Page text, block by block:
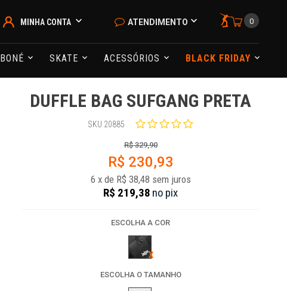
MINHA CONTA ATENDIMENTO 0
BONÉ SKATE ACESSÓRIOS BLACK FRIDAY
DUFFLE BAG SUFGANG PRETA
SKU 20885
R$ 329,90
R$ 230,93
6 x de R$ 38,48 sem juros
R$ 219,38 no pix
ESCOLHA A COR
ESCOLHA O TAMANHO